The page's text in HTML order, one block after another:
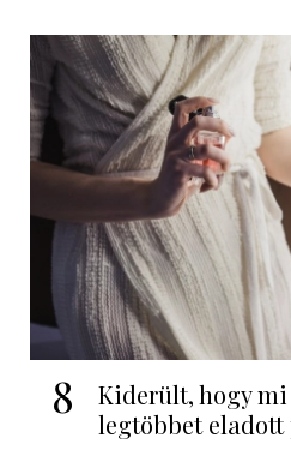
8
Kiderült, hogy
legtöbbet